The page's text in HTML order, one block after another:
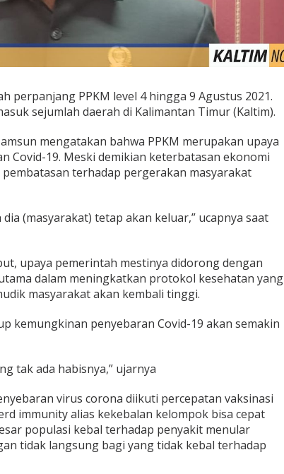
perpanjang PPKM level 4 hingga 9 Agustus 2021.
sejumlah daerah di Kalimantan Timur (Kaltim).
mengatakan bahwa PPKM merupakan upaya
Covid-19. Meski demikian keterbatasan ekonomi
terhadap pergerakan masyarakat
(masyarakat) tetap akan keluar,” ucapnya saat
upaya pemerintah mestinya didorong dengan
dalam meningkatkan protokol kesehatan yang
masyarakat akan kembali tinggi.
kemungkinan penyebaran Covid-19 akan semakin
tak ada habisnya,” ujarnya
virus corona diikuti percepatan vaksinasi
immunity alias kekebalan kelompok bisa cepat
populasi kebal terhadap penyakit menular
tidak langsung bagi yang tidak kebal terhadap